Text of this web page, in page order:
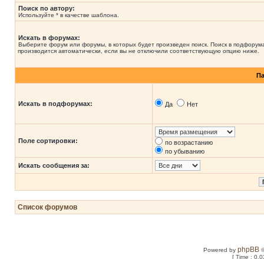
Поиск по автору:
Используйте * в качестве шаблона.
Искать в форумах:
Выберите форум или форумы, в которых будет произведен поиск. Поиск в
производится автоматически, если вы не отключили соответствующую опцию ниже.
Искать в подфорумах: Да Нет
Поле сортировки:
по возрастанию
по убыванию
Искать сообщения за:
Список форумов
Powered byphpBB
[ Time :